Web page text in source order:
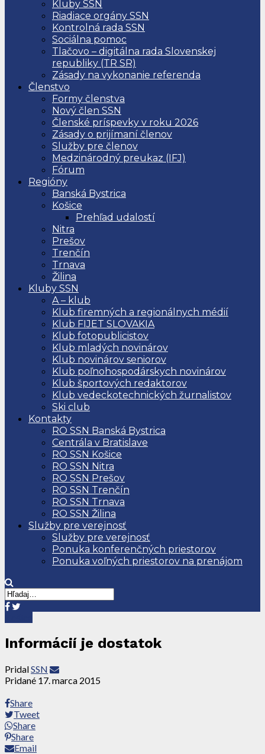
Kluby SSN
Riadiace orgány SSN
Kontrolná rada SSN
Sociálna pomoc
Tlačovo – digitálna rada Slovenskej
republiky (TR SR)
Zásady na vykonanie referenda
Členstvo
Formy členstva
Nový člen SSN
Členské príspevky v roku 2026
Zásady o prijímaní členov
Služby pre členov
Medzinárodný preukaz (IFJ)
Fórum
Regióny
Banská Bystrica
Košice
Prehľad udalostí
Nitra
Prešov
Trenčín
Trnava
Žilina
Kluby SSN
A – klub
Klub firemných a regionálnych médií
Klub FIJET SLOVAKIA
Klub fotopublicistov
Klub mladých novinárov
Klub novinárov seniorov
Klub poľnohospodárskych novinárov
Klub športových redaktorov
Klub vedeckotechnických žurnalistov
Ski club
Kontakty
RO SSN Banská Bystrica
Centrála v Bratislave
RO SSN Košice
RO SSN Nitra
RO SSN Prešov
RO SSN Trenčín
RO SSN Trnava
RO SSN Žilina
Služby pre verejnosť
Služby pre verejnosť
Ponuka konferenčných priestorov
Ponuka voľných priestorov na prenájom
Informácií je dostatok
PridalSSN
Pridané 17. marca 2015
Share
Tweet
Share
Share
Email